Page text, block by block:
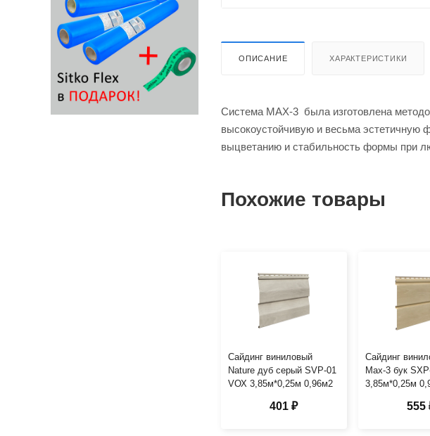
ОПИСАНИЕ ХАРАКТЕРИСТИКИ
Система MAX-3 была изготовлена
высокоустойчивую и весьма эстетичную
выцветанию и стабильность формы при
Похожие товары
Сайдинг виниловый
Nature дуб серый SVP-01
VОХ 3,85м*0,25м 0,96м2
401 ₽
Сайдинг
Мах-3 бук
3,85м*0,25м
555